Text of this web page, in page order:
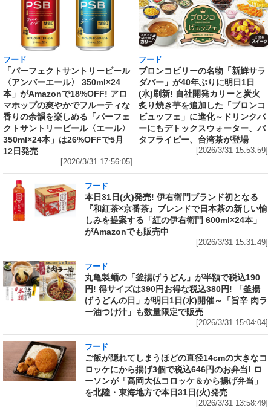
フード
「パーフェクトサントリービール
〈アンバーエール〉 350ml×24
本」がAmazonで18%OFF! アロ
マホップの爽やかでフルーティな
香りの余韻を楽しめる「パーフェ
クトサントリービール〈エール〉
350ml×24本」は26%OFFで5月
12日発売
[2026/3/31 17:56:05]
フード
ブロンコビリーの名物「新鮮サラ
ダバー」が40年ぶりに明日1日
(水)刷新! 自社開発カリーと炭火
炙り焼き芋を追加した「ブロンコ
ビュッフェ」に進化～ドリンクバ
ーにもデトックスウォーター、バ
タフライピー、台湾茶が登場
[2026/3/31 15:53:59]
フード
本日31日(火)発売! 伊右衛門ブランド初となる
『和紅茶×京番茶』ブレンドで日本茶の新しい愉
しみを提案する「紅の伊右衛門 600ml×24本」
がAmazonでも販売中
[2026/3/31 15:31:49]
フード
丸亀製麺の「釜揚げうどん」が半額で税込190
円! 得サイズは390円お得な税込380円! 「釜揚
げうどんの日」が明日1日(水)開催～「旨辛 肉ラ
ー油つけ汁」も数量限定で販売
[2026/3/31 15:04:04]
フード
ご飯が隠れてしまうほどの直径14cmの大きなコ
ロッケにから揚げ3個で税込646円のお弁当! ロ
ーソンが「高岡大仏コロッケ＆から揚げ弁当」
を北陸・東海地方で本日31日(火)発売
[2026/3/31 13:58:49]